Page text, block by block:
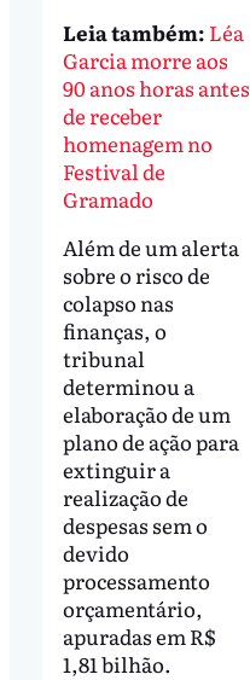
Leia também: Léa
Garcia morre aos
90 anos horas antes
de receber
homenagem no
Festival de
Gramado
Além de um alerta
sobre o risco de
colapso nas
finanças, o
tribunal
determinou a
elaboração de um
plano de ação para
extinguir a
realização de
despesas sem o
devido
processamento
orçamentário,
apuradas em R$
1,81 bilhão.